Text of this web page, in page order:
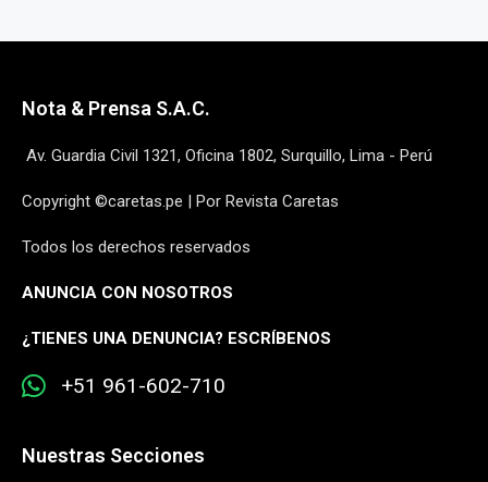
Nota & Prensa S.A.C.
Av. Guardia Civil 1321, Oficina 1802, Surquillo, Lima - Perú
Copyright ©caretas.pe | Por Revista Caretas
Todos los derechos reservados
ANUNCIA CON NOSOTROS
¿TIENES UNA DENUNCIA? ESCRÍBENOS
+51 961-602-710
Nuestras Secciones